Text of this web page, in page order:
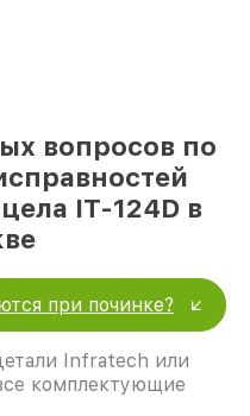
вопросов по
IT-124D в
при починке?
Infratech или
комплектующие